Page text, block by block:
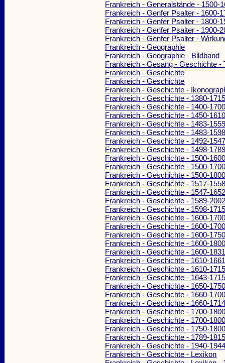
Frankreich - Generalstände - 1500-
Frankreich - Genfer Psalter - 1600-
Frankreich - Genfer Psalter - 1800-
Frankreich - Genfer Psalter - 1900-
Frankreich - Genfer Psalter -
Frankreich - Geographie
Frankreich - Geographie - Bildband
Frankreich - Gesang - Geschichte -
Frankreich - Geschichte
Frankreich - Geschichte
Frankreich - Geschichte -
Frankreich - Geschichte - 1380-
Frankreich - Geschichte - 1400-
Frankreich - Geschichte - 1450-
Frankreich - Geschichte - 1483-
Frankreich - Geschichte - 1483-
Frankreich - Geschichte - 1492-
Frankreich - Geschichte - 1498-
Frankreich - Geschichte - 1500-
Frankreich - Geschichte - 1500-
Frankreich - Geschichte - 1500-
Frankreich - Geschichte - 1517-
Frankreich - Geschichte - 1547-
Frankreich - Geschichte - 1589-
Frankreich - Geschichte - 1598-
Frankreich - Geschichte - 1600-
Frankreich - Geschichte - 1600-
Frankreich - Geschichte - 1600-
Frankreich - Geschichte - 1600-
Frankreich - Geschichte - 1600-
Frankreich - Geschichte - 1610-
Frankreich - Geschichte - 1610-
Frankreich - Geschichte - 1643-
Frankreich - Geschichte - 1650-
Frankreich - Geschichte - 1660-
Frankreich - Geschichte - 1660-
Frankreich - Geschichte - 1700-
Frankreich - Geschichte - 1700-
Frankreich - Geschichte - 1750-
Frankreich - Geschichte - 1789-
Frankreich - Geschichte - 1940-
Frankreich - Geschichte - Lexikon